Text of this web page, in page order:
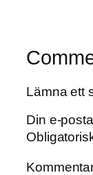
Lämna ett
Din e-